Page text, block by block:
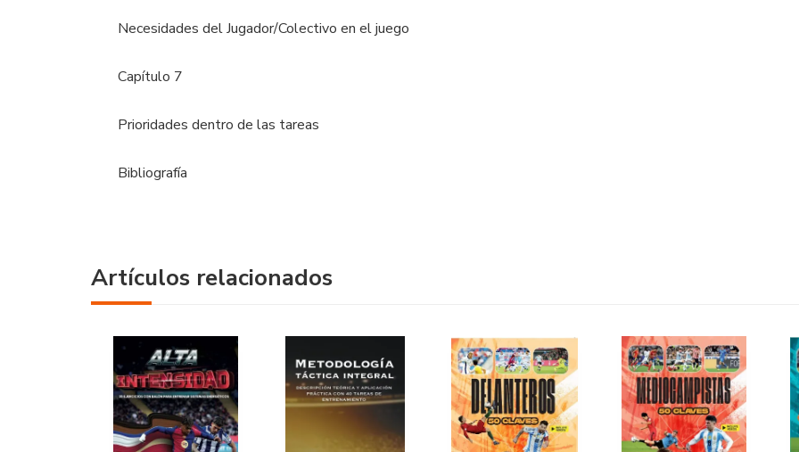
Necesidades del Jugador/Colectivo en el juego
Capítulo 7
Prioridades dentro de las tareas
Bibliografía
Artículos relacionados